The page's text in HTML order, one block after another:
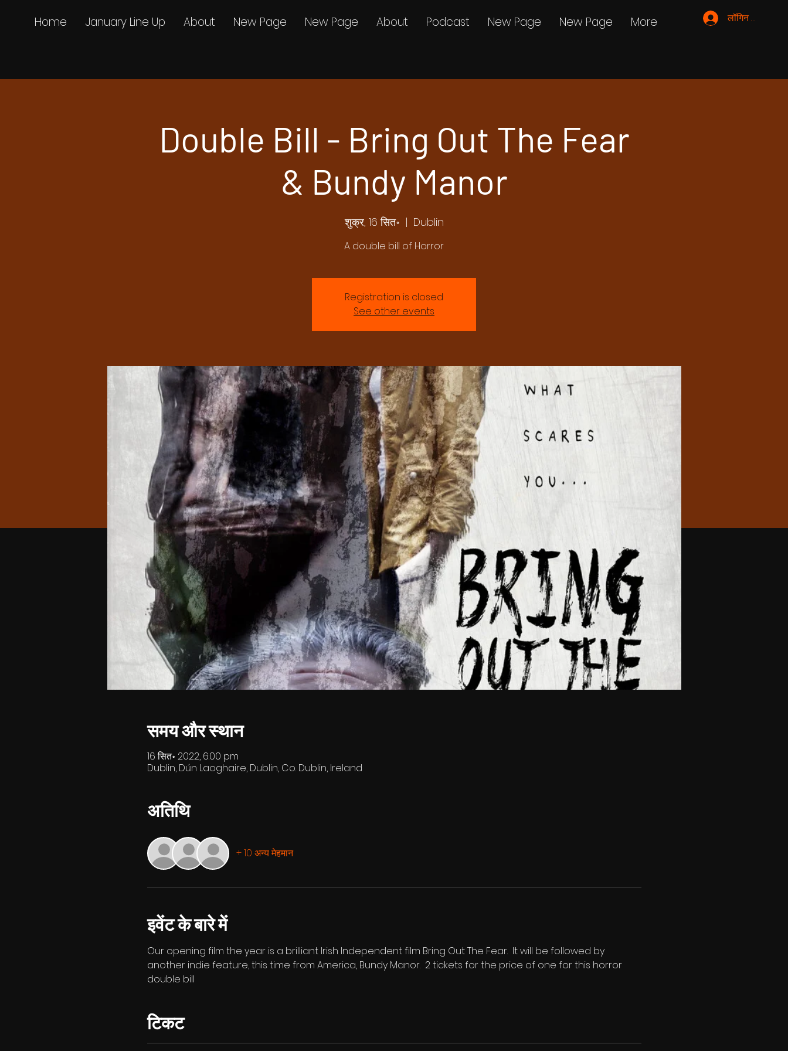
लॉगिन करें
Home January Line Up About New Page New Page About Podcast New Page New Page More
Double Bill - Bring Out The Fear
& Bundy Manor
शुक्र, 16 सित॰
  |
Dublin
A double bill of Horror
Registration is closed
See other events
समय और स्थान
16 सित॰ 2022, 6:00 pm
Dublin, Dún Laoghaire, Dublin, Co. Dublin, Ireland
अतिथि
+ 10 अन्य मेहमान
इवेंट के बारे में
Our opening film the year is a brilliant Irish Independent film Bring Out The Fear.  It will be followed by
another indie feature, this time from America, Bundy Manor.  2 tickets for the price of one for this horror
double bill
टिकट